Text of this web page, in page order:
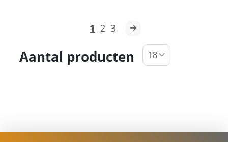
1 2 3
Aantal producten